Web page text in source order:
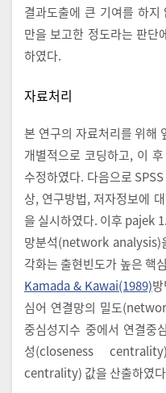
결과도출에 큰 기여를 하지
만을 보고한 정도라는 판단
하였다.
자료처리
본 연구의 자료처리를 위해
개별적으로 코딩하고, 이
수정하였다. 다음으로
상, 연구방법, 저자정보에
을 실시하였다. 이후 pajek
망분석(network analysis)
각화는 출현빈도가 높은 핵
Kamada & Kawai(1989)
심어 연결망의 밀도
중심성지수 중에서 연결
성(closeness
centrality) 값을 산출하였